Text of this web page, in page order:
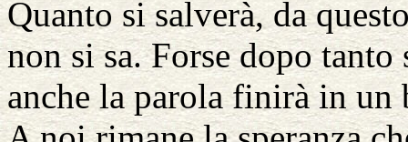
Quanto si salverà, da
non si sa. Forse dopo tanto
anche la parola finirà in un